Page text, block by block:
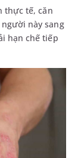
thực tế, căn
này sang
hạn chế tiếp